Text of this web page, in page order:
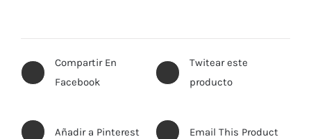
Compartir En
Facebook
Twitear este
producto
Añadir a Pinterest Email This Product